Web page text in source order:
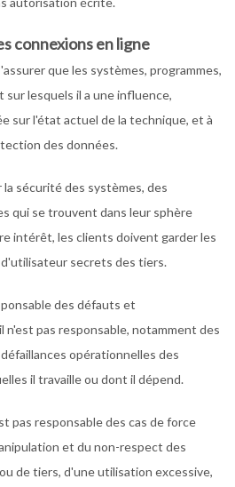
connexions en ligne
que les systèmes, programmes,
lesquels il a une influence,
sur l'état actuel de la technique, et à
des données.
sécurité des systèmes, des
qui se trouvent dans leur sphère
intérêt, les clients doivent garder les
secrets des tiers.
des défauts et
pas responsable, notamment des
opérationnelles des
il travaille ou dont il dépend.
pas responsable des cas de force
et du non-respect des
de tiers, d'une utilisation excessive,